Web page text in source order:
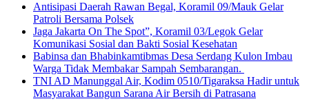
Antisipasi Daerah Rawan Begal, Koramil 09/Mauk Gelar
Patroli Bersama Polsek
Jaga Jakarta On The Spot”, Koramil 03/Legok Gelar
Komunikasi Sosial dan Bakti Sosial Kesehatan
Babinsa dan Bhabinkamtibmas Desa Serdang Kulon Imbau
Warga Tidak Membakar Sampah Sembarangan.
TNI AD Manunggal Air, Kodim 0510/Tigaraksa Hadir untuk
Masyarakat Bangun Sarana Air Bersih di Patrasana